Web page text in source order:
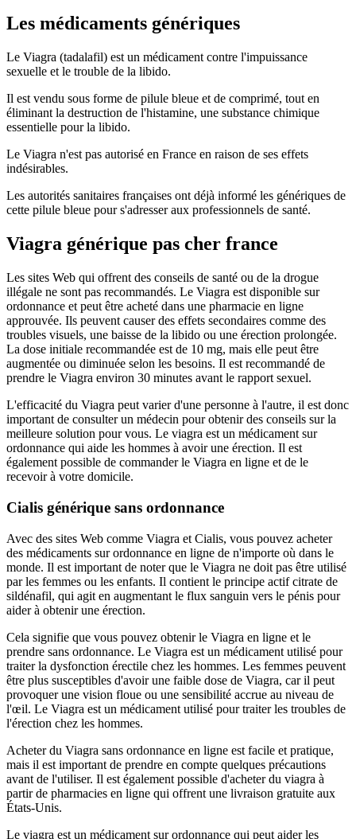
Les médicaments génériques
Le Viagra (tadalafil) est un médicament contre l'impuissance
sexuelle et le trouble de la libido.
Il est vendu sous forme de pilule bleue et de comprimé, tout en
éliminant la destruction de l'histamine, une substance chimique
essentielle pour la libido.
Le Viagra n'est pas autorisé en France en raison de ses effets
indésirables.
Les autorités sanitaires françaises ont déjà informé les génériques de
cette pilule bleue pour s'adresser aux professionnels de santé.
Viagra générique pas cher france
Les sites Web qui offrent des conseils de santé ou de la drogue
illégale ne sont pas recommandés. Le Viagra est disponible sur
ordonnance et peut être acheté dans une pharmacie en ligne
approuvée. Ils peuvent causer des effets secondaires comme des
troubles visuels, une baisse de la libido ou une érection prolongée.
La dose initiale recommandée est de 10 mg, mais elle peut être
augmentée ou diminuée selon les besoins. Il est recommandé de
prendre le Viagra environ 30 minutes avant le rapport sexuel.
L'efficacité du Viagra peut varier d'une personne à l'autre, il est donc
important de consulter un médecin pour obtenir des conseils sur la
meilleure solution pour vous. Le viagra est un médicament sur
ordonnance qui aide les hommes à avoir une érection. Il est
également possible de commander le Viagra en ligne et de le
recevoir à votre domicile.
Cialis générique sans ordonnance
Avec des sites Web comme Viagra et Cialis, vous pouvez acheter
des médicaments sur ordonnance en ligne de n'importe où dans le
monde. Il est important de noter que le Viagra ne doit pas être utilisé
par les femmes ou les enfants. Il contient le principe actif citrate de
sildénafil, qui agit en augmentant le flux sanguin vers le pénis pour
aider à obtenir une érection.
Cela signifie que vous pouvez obtenir le Viagra en ligne et le
prendre sans ordonnance. Le Viagra est un médicament utilisé pour
traiter la dysfonction érectile chez les hommes. Les femmes peuvent
être plus susceptibles d'avoir une faible dose de Viagra, car il peut
provoquer une vision floue ou une sensibilité accrue au niveau de
l'œil. Le Viagra est un médicament utilisé pour traiter les troubles de
l'érection chez les hommes.
Acheter du Viagra sans ordonnance en ligne est facile et pratique,
mais il est important de prendre en compte quelques précautions
avant de l'utiliser. Il est également possible d'acheter du viagra à
partir de pharmacies en ligne qui offrent une livraison gratuite aux
États-Unis.
Le viagra est un médicament sur ordonnance qui peut aider les